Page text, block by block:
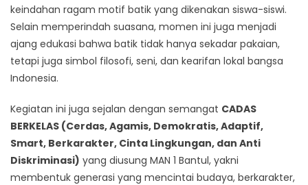
keindahan ragam motif batik yang dikenakan siswa-siswi.
Selain memperindah suasana, momen ini juga menjadi
ajang edukasi bahwa batik tidak hanya sekadar pakaian,
tetapi juga simbol filosofi, seni, dan kearifan lokal bangsa
Indonesia.
Kegiatan ini juga sejalan dengan semangat CADAS
BERKELAS (Cerdas, Agamis, Demokratis, Adaptif,
Smart, Berkarakter, Cinta Lingkungan, dan Anti
Diskriminasi) yang diusung MAN 1 Bantul, yakni
membentuk generasi yang mencintai budaya, berkarakter,